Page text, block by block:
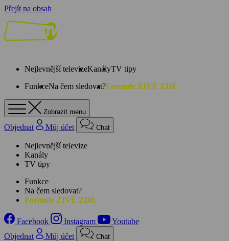
Přejít na obsah
Nejlevnější televizeKanályTV tipy
FunkceNa čem sledovat?Formule ŽIVĚ ZDE
Zobrazit menu
Objednat Můj účet Chat
Nejlevnější televize
Kanály
TV tipy
Funkce
Na čem sledovat?
Formule ŽIVĚ ZDE
Facebook Instagram
Youtube
Objednat
Můj účet Chat